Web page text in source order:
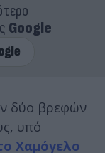
Google
δύο βρεφών
υπό
Χαμόγελο